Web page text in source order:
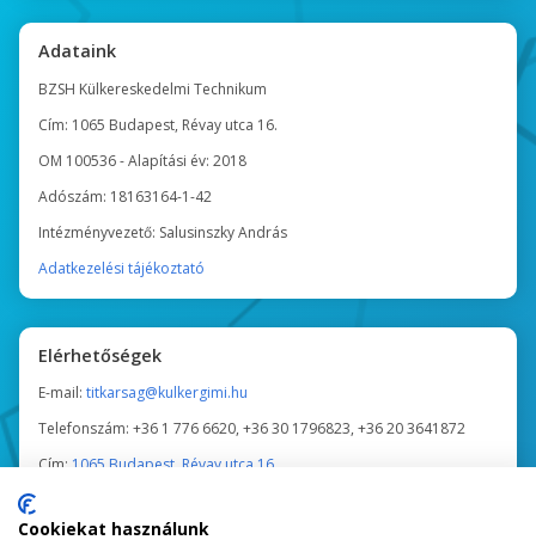
Adataink
BZSH Külkereskedelmi Technikum
Cím: 1065 Budapest, Révay utca 16.
OM 100536 - Alapítási év: 2018
Adószám: 18163164-1-42
Intézményvezető: Salusinszky András
Adatkezelési tájékoztató
Elérhetőségek
E-mail: titkarsag@kulkergimi.hu
Telefonszám: +36 1 776 6620, +36 30 1796823, +36 20 3641872
Cím: 1065 Budapest, Révay utca 16.
Nappali tagozatosoknak: hétfő, kedd, csütörtök 9:00 - 15:00
Cookiekat használunk